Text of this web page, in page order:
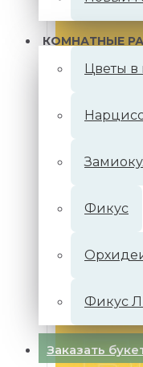
КОМНАТНЫЕ
Цветы в
Фикус
Фикус
Заказать